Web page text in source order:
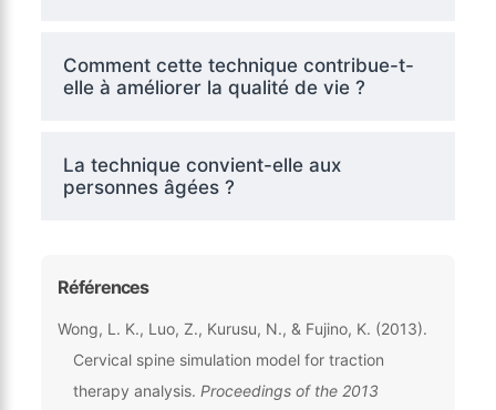
Comment cette technique contribue-t-
elle à améliorer la qualité de vie ?
La technique convient-elle aux
personnes âgées ?
Références
Wong, L. K., Luo, Z., Kurusu, N., & Fujino, K. (2013).
Cervical spine simulation model for traction
therapy analysis. Proceedings of the 2013